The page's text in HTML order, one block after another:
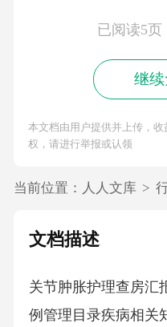
已阅读5页
继
本文档由用户提供并上传，
权，请进行举报或认领
当前位置： 人人文库 >
文档描述
关节肿胀护理查房汇
例管理目录疾病相关